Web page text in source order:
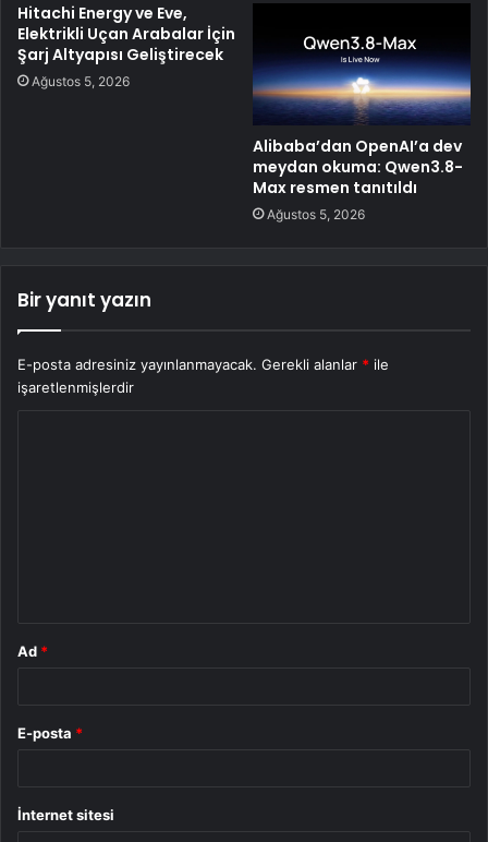
Hitachi Energy ve Eve,
Elektrikli Uçan Arabalar İçin
Şarj Altyapısı Geliştirecek
Ağustos 5, 2026
Alibaba’dan OpenAI’a dev
meydan okuma: Qwen3.8-
Max resmen tanıtıldı
Ağustos 5, 2026
Bir yanıt yazın
E-posta adresiniz yayınlanmayacak. Gerekli alanlar * ile
işaretlenmişlerdir
Ad *
E-posta *
İnternet sitesi